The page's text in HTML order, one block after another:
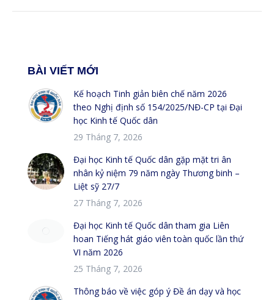
BÀI VIẾT MỚI
Kế hoạch Tinh giản biên chế năm 2026
theo Nghị định số 154/2025/NĐ-CP tại Đại
học Kinh tế Quốc dân
29 Tháng 7, 2026
Đại học Kinh tế Quốc dân gặp mặt tri ân
nhân kỷ niệm 79 năm ngày Thương binh –
Liệt sỹ 27/7
27 Tháng 7, 2026
Đại học Kinh tế Quốc dân tham gia Liên
hoan Tiếng hát giáo viên toàn quốc lần thứ
VI năm 2026
25 Tháng 7, 2026
Thông báo về việc góp ý Đề án dạy và học